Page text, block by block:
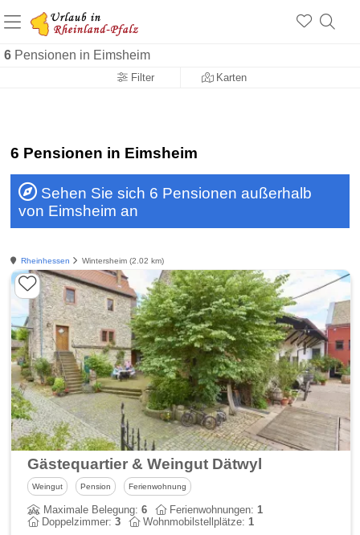
6 Pensionen in Eimsheim
Filter Karten
+1.500 Unterkünfte in Rheinland-Pfalz
+1.000 Sehenswürdigkeiten
6 Pensionen in Eimsheim
Sehen Sie sich 6 Pensionen außerhalb
von Eimsheim an
Rheinhessen Wintersheim (2.02 km)
Gästequartier & Weingut Dätwyl
Weingut Pension Ferienwohnung
Maximale Belegung:6 Ferienwohnungen:1
Doppelzimmer:3 Wohnmobilstellplätze:1